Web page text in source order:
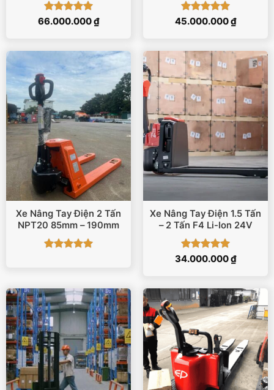
Được xếp
66.000.000₫
Được xếp
45.000.000₫
Xe Nâng Tay Điện 2 Tấn
NPT20 85mm – 190mm
Xe Nâng Tay Điện 1.5 Tấn
– 2 Tấn F4 Li-Ion 24V
Được xếp
34.000.000₫